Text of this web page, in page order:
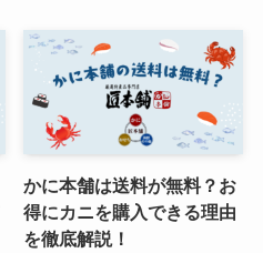
かに本舗は送料が無料？お
得にカニを購入できる理由
を徹底解説！